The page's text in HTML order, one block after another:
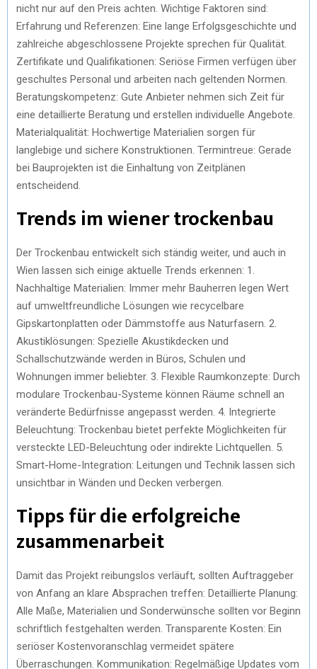
nicht nur auf den Preis achten. Wichtige Faktoren sind:
Erfahrung und Referenzen: Eine lange Erfolgsgeschichte und
zahlreiche abgeschlossene Projekte sprechen für Qualität.
Zertifikate und Qualifikationen: Seriöse Firmen verfügen über
geschultes Personal und arbeiten nach geltenden Normen.
Beratungskompetenz: Gute Anbieter nehmen sich Zeit für
eine detaillierte Beratung und erstellen individuelle Angebote.
Materialqualität: Hochwertige Materialien sorgen für
langlebige und sichere Konstruktionen. Termintreue: Gerade
bei Bauprojekten ist die Einhaltung von Zeitplänen
entscheidend.
Trends im wiener trockenbau
Der Trockenbau entwickelt sich ständig weiter, und auch in
Wien lassen sich einige aktuelle Trends erkennen: 1.
Nachhaltige Materialien: Immer mehr Bauherren legen Wert
auf umweltfreundliche Lösungen wie recycelbare
Gipskartonplatten oder Dämmstoffe aus Naturfasern. 2.
Akustiklösungen: Spezielle Akustikdecken und
Schallschutzwände werden in Büros, Schulen und
Wohnungen immer beliebter. 3. Flexible Raumkonzepte: Durch
modulare Trockenbau-Systeme können Räume schnell an
veränderte Bedürfnisse angepasst werden. 4. Integrierte
Beleuchtung: Trockenbau bietet perfekte Möglichkeiten für
versteckte LED-Beleuchtung oder indirekte Lichtquellen. 5.
Smart-Home-Integration: Leitungen und Technik lassen sich
unsichtbar in Wänden und Decken verbergen.
Tipps für die erfolgreiche
zusammenarbeit
Damit das Projekt reibungslos verläuft, sollten Auftraggeber
von Anfang an klare Absprachen treffen: Detaillierte Planung:
Alle Maße, Materialien und Sonderwünsche sollten vor Beginn
schriftlich festgehalten werden. Transparente Kosten: Ein
seriöser Kostenvoranschlag vermeidet spätere
Überraschungen. Kommunikation: Regelmäßige Updates vom